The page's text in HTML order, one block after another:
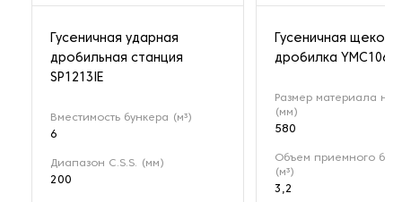
Гусеничная ударная
дробильная станция
SP1213IE
Вместимость бункера (м³)
6
Диапазон C.S.S. (мм)
200
Гусеничная
дробилка YMC106
Размер материала на
(мм)
580
Объем приемного
(м³)
3,2